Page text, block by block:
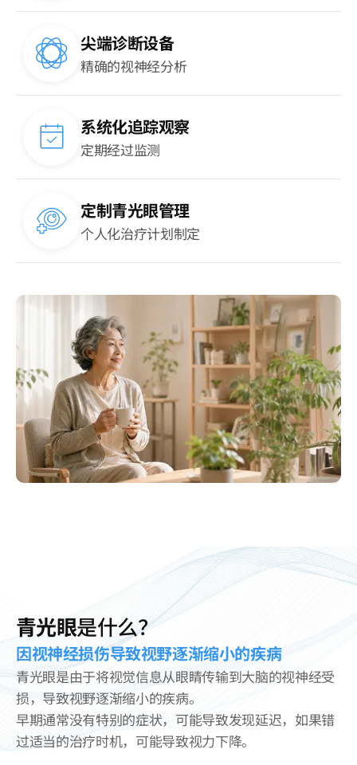
尖端诊断设备
精确的视神经分析
系统化追踪观察
定期经过监测
定制青光眼管理
个人化治疗计划制定
青光眼是什么？
因视神经损伤导致视野逐渐缩小的疾病
青光眼是由于将视觉信息从眼睛传输到大脑的视神经受
损，导致视野逐渐缩小的疾病。
早期通常没有特别的症状，可能导致发现延迟，如果错
过适当的治疗时机，可能导致视力下降。